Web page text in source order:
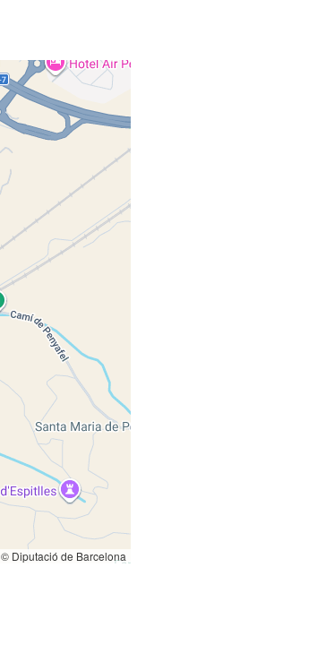
© Diputació de Barcelona